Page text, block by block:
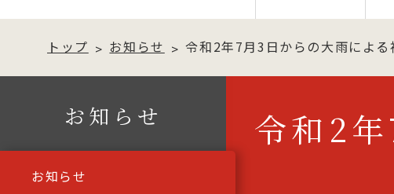
トップ お知らせ 令和2年7月3日からの大雨によ
お知らせ
お知らせ
令和2